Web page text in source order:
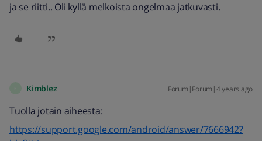
ja se riitti.. Oli kyllä melkoista ongelmaa jatkuvasti.
Kimblez Forum|Forum|4 years ago
Tuolla jotain aiheesta:
https://support.google.com/android/answer/7666942?